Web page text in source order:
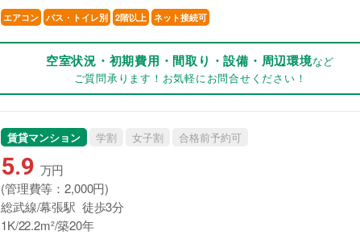
エアコン バス・トイレ別 2階以上 ネット接続可
空室状況・初期費用・間取り・設備・周辺環境など
ご質問承ります！お気軽にお問合せください！
賃貸マンション 学割 女子割 合格前予約可
5.9 万円
(管理費等：2,000円)
総武線/幕張駅 徒歩3分
1K/22.2m²/築20年